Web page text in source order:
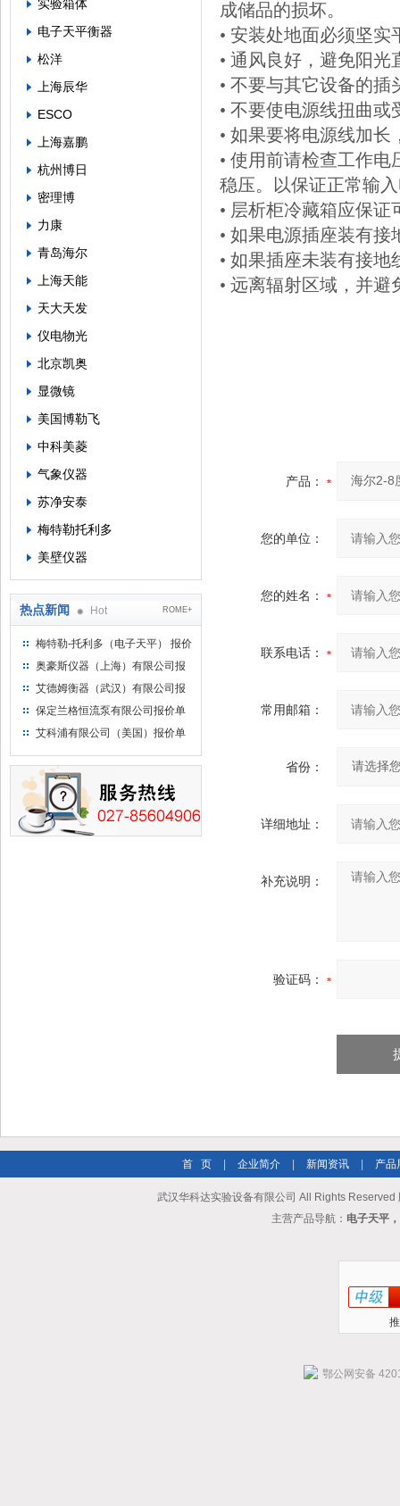
实验箱体
电子天平衡器
松洋
上海辰华
ESCO
上海嘉鹏
杭州博日
密理博
力康
青岛海尔
上海天能
天大天发
仪电物光
北京凯奥
显微镜
美国博勒飞
中科美菱
气象仪器
苏净安泰
梅特勒托利多
美壁仪器
热点新闻 Hot ROME+
梅特勒-托利多（电子天平） 报价
单
奥豪斯仪器（上海）有限公司报
价单
艾德姆衡器（武汉）有限公司报
价单
保定兰格恒流泵有限公司报价单
艾科浦有限公司（美国）报价单
成储品的损坏。
• 安装处地面必须坚实
• 通风良好，避免阳光
• 不要与其它设备的
• 不要使电源线扭曲或
• 如果要将电源线加
• 使用前请检查工作
稳压。以保证正常输
• 层析柜冷藏箱应保证
• 如果电源插座装有
• 如果插座未装有接
• 远离辐射区域，并
产品：
您的单位：
您的姓名：
联系电话：
常用邮箱：
省份：
详细地址：
补充说明：
验证码：
首 页 企业简介 新闻资讯 产品
武汉华科达实验设备有限公司 All Rights Reserved
主营产品导航： 电子天平
鄂公网安备